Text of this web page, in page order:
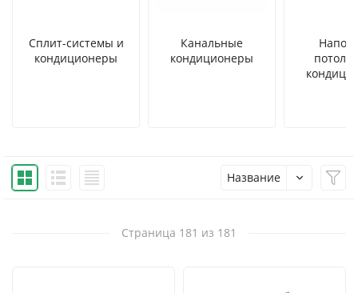
Сплит-системы и
кондиционеры
Канальные
кондиционеры
Название
Страница 181 из 181